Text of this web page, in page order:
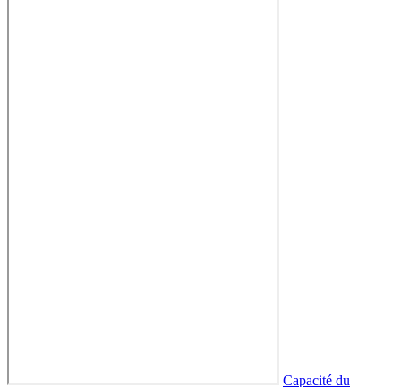
Capacité du